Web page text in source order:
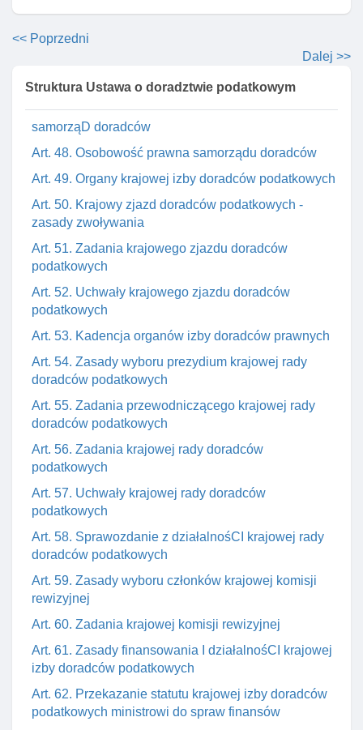
<< Poprzedni
Dalej >>
Struktura Ustawa o doradztwie podatkowym
ubezpieczenia obowiązkowego
Art. 46a. Kontrola spełnienia obowiązku
Rozdział 8. SamorząD doradców podatkowych
Art. 47. Krajowa izba doradców podatkowych jako
samorząD doradców
Art. 48. Osobowość prawna samorządu doradców
Art. 49. Organy krajowej izby doradców podatkowych
Art. 50. Krajowy zjazd doradców podatkowych -
zasady zwoływania
Art. 51. Zadania krajowego zjazdu doradców
podatkowych
Art. 52. Uchwały krajowego zjazdu doradców
podatkowych
Art. 53. Kadencja organów izby doradców prawnych
Art. 54. Zasady wyboru prezydium krajowej rady
doradców podatkowych
Art. 55. Zadania przewodniczącego krajowej rady
doradców podatkowych
Art. 56. Zadania krajowej rady doradców
podatkowych
Art. 57. Uchwały krajowej rady doradców
podatkowych
Art. 58. Sprawozdanie z działalnośCI krajowej rady
doradców podatkowych
Art. 59. Zasady wyboru członków krajowej komisji
rewizyjnej
Art. 60. Zadania krajowej komisji rewizyjnej
Art. 61. Zasady finansowania I działalnośCI krajowej
izby doradców podatkowych
Art. 62. Przekazanie statutu krajowej izby doradców
podatkowych ministrowi do spraw finansów